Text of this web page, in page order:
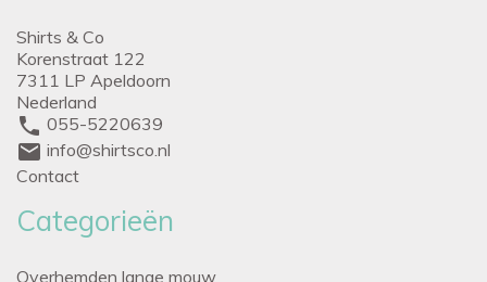
Shirts & Co
Korenstraat 122
7311 LP Apeldoorn
Nederland
phone 055-5220639
mail info@shirtsco.nl
Contact
Categorieën
Overhemden lange mouw